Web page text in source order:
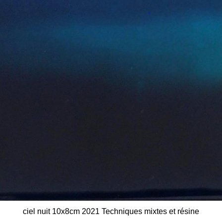
ciel nuit 10x8cm 2021 Techniques mixtes et résine